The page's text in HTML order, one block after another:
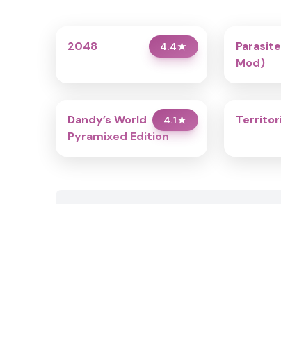
4.4★
2048
Mod)
4.1★
Dandy’s World
Pyramixed Edition